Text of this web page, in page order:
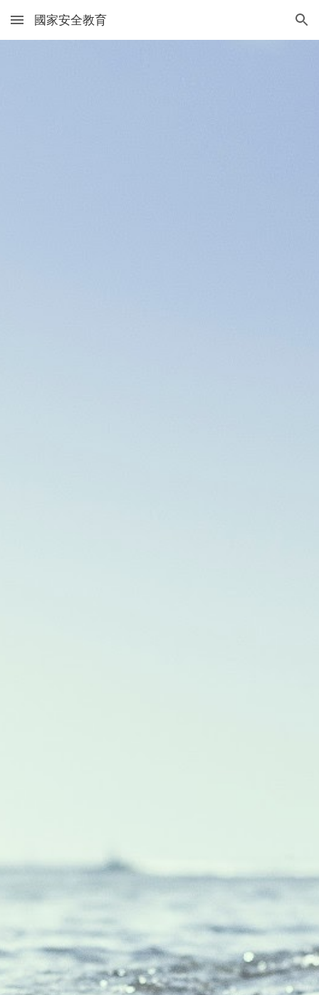
Skip to main content Skip to navigation
國家安全教育